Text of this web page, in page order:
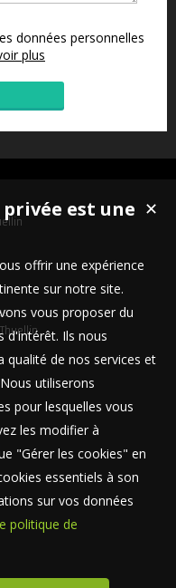
données personnelles
plus
✕
est une
offrir une expérience
sur notre site.
vous proposer du
d'intérêt. Ils nous
de nos services et
utiliserons
pour lesquelles vous
les modifier à
"Gérer les cookies" en
essentiels à son
sur vos données
politique de